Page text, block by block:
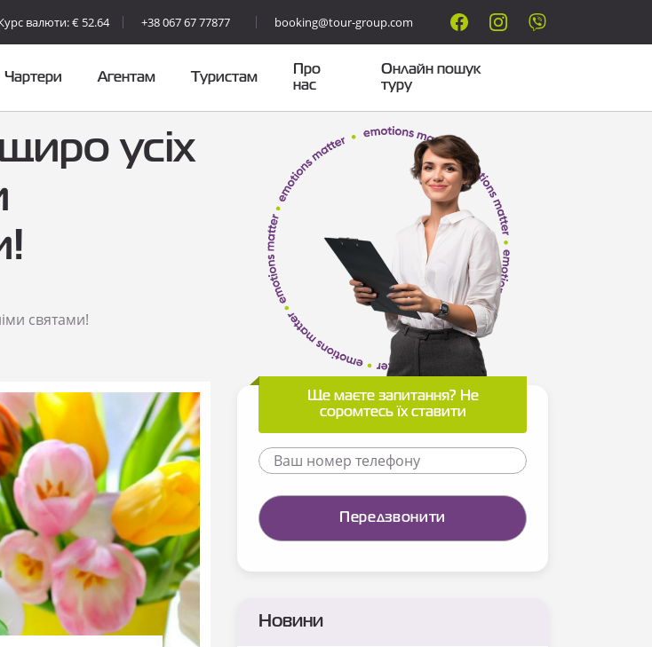
валюти: € 52.64 +38 067 67 77877 booking@tour-group.com
Чартери Агентам Туристам
Про
нас
Онлайн пошук
туру
усіх
святами!
Ще маєте запитання? Не
соромтесь їх ставити
Новини